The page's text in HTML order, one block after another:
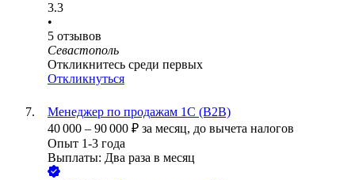
3.3
•
5 отзывов
Севастополь
Откликнитесь среди первых
Откликнуться
Менеджер по продажам 1С (B2B)
40 000 – 90 000 ₽ за месяц, до вычета налогов
Опыт 1-3 года
Выплаты: Два раза в месяц